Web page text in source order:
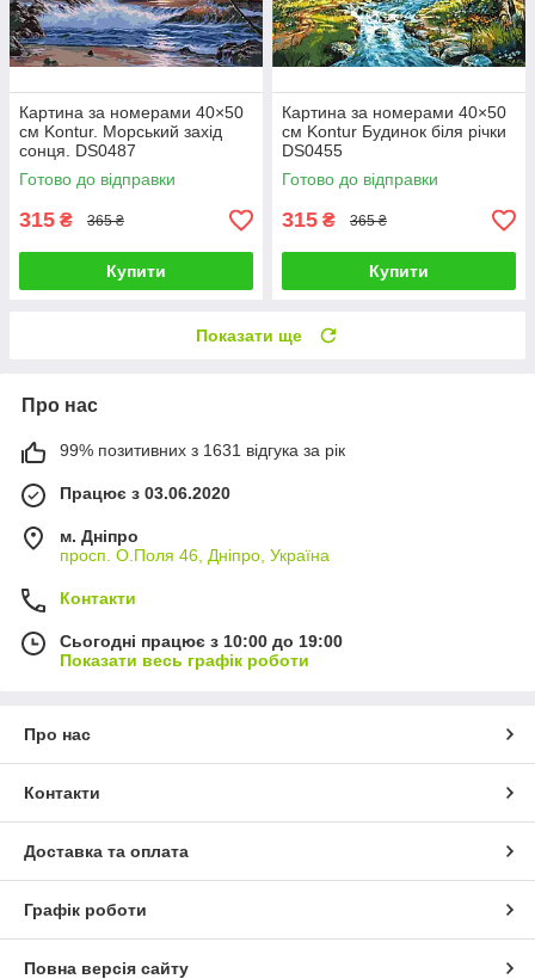
Картина за номерами 40×50
см Kontur. Морський захід
сонця. DS0487
Готово до відправки
315 ₴ 365 ₴
Купити
Картина за номерами 40×50
см Kontur Будинок біля річки
DS0455
Готово до відправки
315 ₴ 365 ₴
Купити
Показати ще
Про нас
99% позитивних з 1631 відгука за рік
Працює з 03.06.2020
м. Дніпро
просп. О.Поля 46, Дніпро, Україна
Контакти
Сьогодні працює з 10:00 до 19:00
Показати весь графік роботи
Про нас
Контакти
Доставка та оплата
Графік роботи
Повна версія сайту